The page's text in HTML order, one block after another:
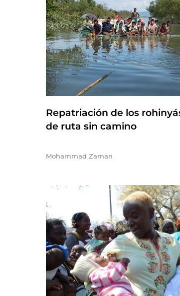
Repatriación de los
de ruta sin camino
Mohammad Zaman